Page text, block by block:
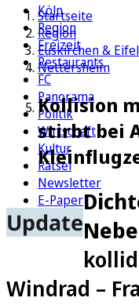
Köln
Region
Freizeit
Restaurants
FC
Panorama
Politik
Wirtschaft
Kultur
Rätsel
Newsletter
E-Paper
Startseite
Region
Euskirchen & Eifel
Nettersheim
Kollision
stirbt bei
Update
Windrad –